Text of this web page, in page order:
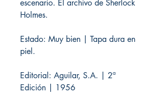
escenario. El archivo de Sherlock
Holmes.
Estado: Muy bien | Tapa dura en
piel.
Editorial: Aguilar, S.A. | 2ª
Edición | 1956